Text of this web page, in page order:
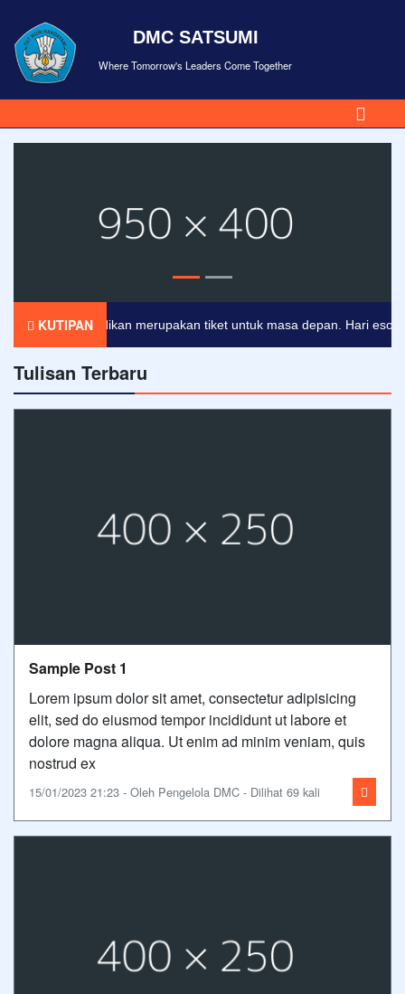
DMC SATSUMI
Where Tomorrow's Leaders Come Together
KUTIPAN
Pendidikan merupakan tiket untuk masa depan. Hari esok
Tulisan Terbaru
Sample Post 1
Lorem ipsum dolor sit amet, consectetur adipisicing
elit, sed do eiusmod tempor incididunt ut labore et
dolore magna aliqua. Ut enim ad minim veniam, quis
nostrud ex
15/01/2023 21:23 - Oleh Pengelola DMC - Dilihat 69 kali